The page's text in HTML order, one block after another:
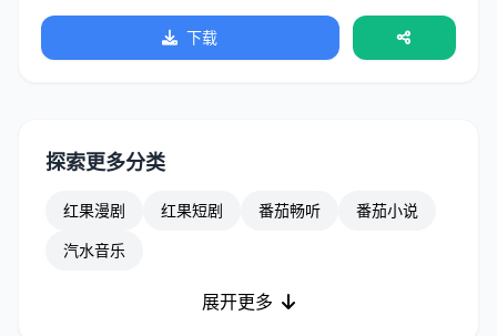
下载
探索更多分类
红果漫剧 红果短剧 番茄畅听
番茄小说
汽水音乐
展开更多